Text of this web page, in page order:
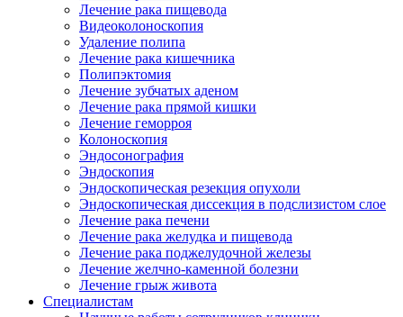
Лечение рака пищевода
Видеоколоноскопия
Удаление полипа
Лечение рака кишечника
Полипэктомия
Лечение зубчатых аденом
Лечение рака прямой кишки
Лечение геморроя
Колоноскопия
Эндосонография
Эндоскопия
Эндоскопическая резекция опухоли
Эндоскопическая диссекция в подслизистом слое
Лечение рака печени
Лечение рака желудка и пищевода
Лечение рака поджелудочной железы
Лечение желчно-каменной болезни
Лечение грыж живота
Специалистам